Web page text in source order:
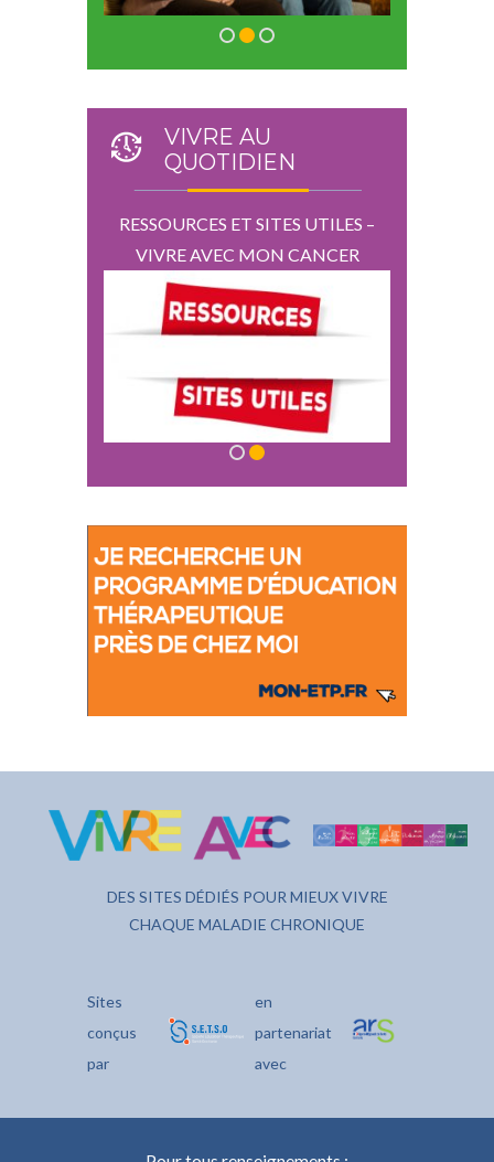
VIVRE AU
QUOTIDIEN
RESSOURCES ET SITES UTILES –
VIVRE AVEC MON CANCER
DES SITES DÉDIÉS POUR MIEUX VIVRE
CHAQUE MALADIE CHRONIQUE
Sites
conçus
par
en
partenariat
avec